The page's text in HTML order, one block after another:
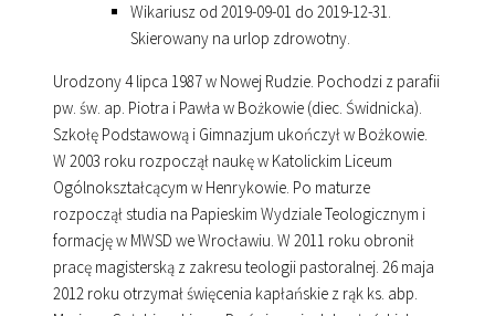
Wikariusz od 2019-09-01 do 2019-12-31.
Skierowany na urlop zdrowotny.
Urodzony 4 lipca 1987 w Nowej Rudzie. Pochodzi z parafii
pw. św. ap. Piotra i Pawła w Bożkowie (diec. Świdnicka).
Szkołę Podstawową i Gimnazjum ukończył w Bożkowie.
W 2003 roku rozpoczął naukę w Katolickim Liceum
Ogólnokształcącym w Henrykowie. Po maturze
rozpoczął studia na Papieskim Wydziale Teologicznym i
formację w MWSD we Wrocławiu. W 2011 roku obronił
pracę magisterską z zakresu teologii pastoralnej. 26 maja
2012 roku otrzymał święcenia kapłańskie z rąk ks. abp.